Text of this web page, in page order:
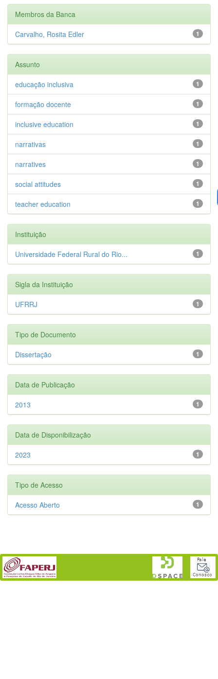
Membros da Banca
1
Carvalho, Rosita Edler
Assunto
1
educação inclusiva
1
formação docente
1
inclusive education
1
narrativas
1
narratives
1
social attitudes
1
teacher education
Instituição
1
Universidade Federal Rural do Rio...
Sigla da Instituição
1
UFRRJ
Tipo de Documento
1
Dissertação
Data de Publicação
1
2013
Data de Disponibilização
1
2023
Tipo de Acesso
1
Acesso Aberto